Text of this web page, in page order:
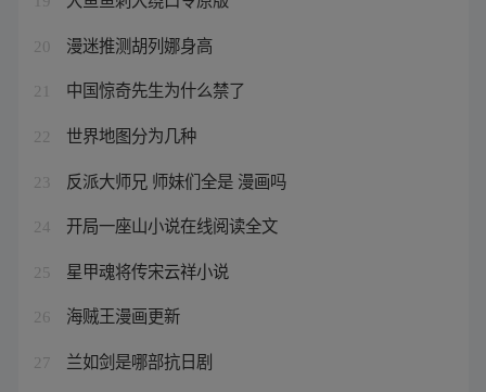
20 漫迷推测胡列娜身高
21 中国惊奇先生为什么禁了
22 世界地图分为几种
23 反派大师兄 师妹们全是 漫画吗
24 开局一座山小说在线阅读全文
25 星甲魂将传宋云祥小说
26 海贼王漫画更新
27 兰如剑是哪部抗日剧